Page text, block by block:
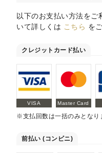
以下のお支払い方法をご
いて詳しくは こちら を
クレジットカード払い
VISA Master Card
※支払回数は一括のみとなり
前払い (コンビニ)